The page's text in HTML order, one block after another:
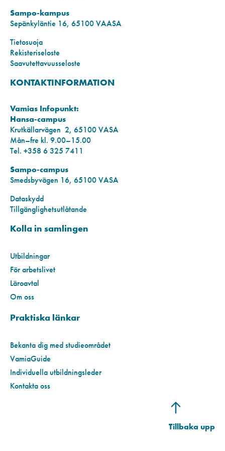
Sampo-kampus
Sepänkyläntie 16, 65100 VAASA
Tietosuoja
Rekisteriseloste
Saavutettavuusseloste
KONTAKTINFORMATION
Vamias Infopunkt:
Hansa-campus
Krutkällarvägen 2, 65100 VASA
Mån–fre kl. 9.00–15.00
Tel. +358 6 325 7411
Sampo-campus
Smedsbyvägen 16, 65100 VASA
Dataskydd
Tillgänglighetsutlåtande
Kolla in samlingen
Utbildningar
För arbetslivet
Läroavtal
Om oss
Praktiska länkar
Bekanta dig med studieområdet
VamiaGuide
Individuella utbildningsleder
Kontakta oss